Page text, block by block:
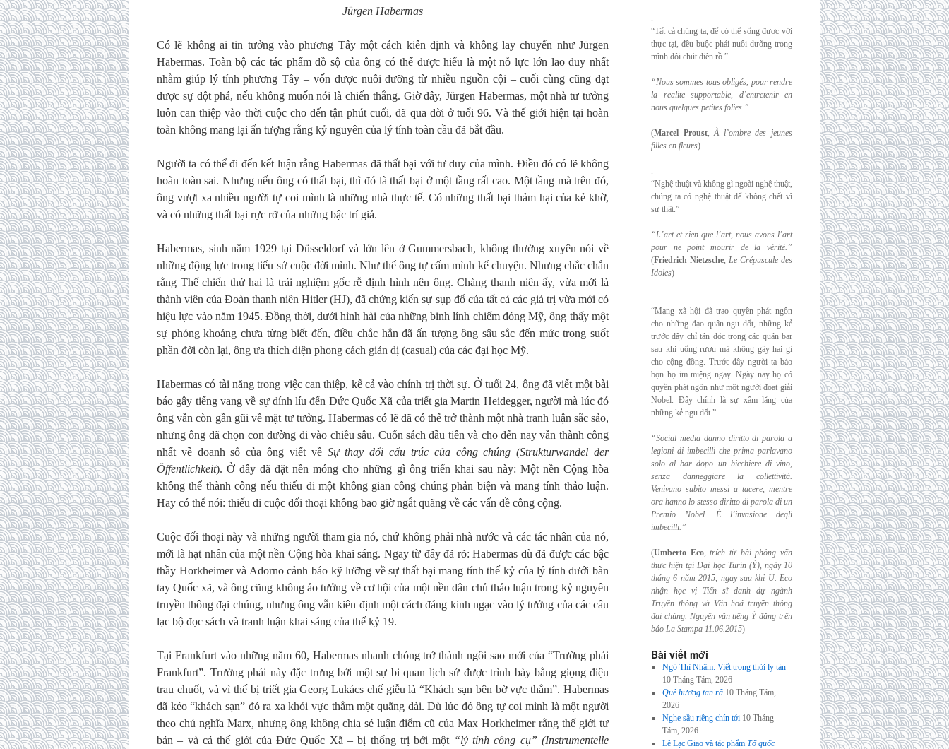
Jürgen Habermas
Có lẽ không ai tin tưởng vào phương Tây một cách kiên định và không lay chuyển như Jürgen
Habermas. Toàn bộ các tác phẩm đồ sộ của ông có thể được hiểu là một nỗ lực lớn lao duy nhất
nhằm giúp lý tính phương Tây – vốn được nuôi dưỡng từ nhiều nguồn cội – cuối cùng cũng đạt
được sự đột phá, nếu không muốn nói là chiến thắng. Giờ đây, Jürgen Habermas, một nhà tư tưởng
luôn can thiệp vào thời cuộc cho đến tận phút cuối, đã qua đời ở tuổi 96. Và thế giới hiện tại hoàn
toàn không mang lại ấn tượng rằng kỷ nguyên của lý tính toàn cầu đã bắt đầu.
Người ta có thể đi đến kết luận rằng Habermas đã thất bại với tư duy của mình. Điều đó có lẽ không
hoàn toàn sai. Nhưng nếu ông có thất bại, thì đó là thất bại ở một tầng rất cao. Một tầng mà trên đó,
ông vượt xa nhiều người tự coi mình là những nhà thực tế. Có những thất bại thảm hại của kẻ khờ,
và có những thất bại rực rỡ của những bậc trí giả.
Habermas, sinh năm 1929 tại Düsseldorf và lớn lên ở Gummersbach, không thường xuyên nói về
những động lực trong tiểu sử cuộc đời mình. Như thể ông tự cấm mình kể chuyện. Nhưng chắc chắn
rằng Thế chiến thứ hai là trải nghiệm gốc rễ định hình nên ông. Chàng thanh niên ấy, vừa mới là
thành viên của Đoàn thanh niên Hitler (HJ), đã chứng kiến sự sụp đổ của tất cả các giá trị vừa mới có
hiệu lực vào năm 1945. Đồng thời, dưới hình hài của những binh lính chiếm đóng Mỹ, ông thấy một
sự phóng khoáng chưa từng biết đến, điều chắc hẳn đã ấn tượng ông sâu sắc đến mức trong suốt
phần đời còn lại, ông ưa thích diện phong cách giản dị (casual) của các đại học Mỹ.
Habermas có tài năng trong việc can thiệp, kể cả vào chính trị thời sự. Ở tuổi 24, ông đã viết một bài
báo gây tiếng vang về sự dính líu đến Đức Quốc Xã của triết gia Martin Heidegger, người mà lúc đó
ông vẫn còn gần gũi về mặt tư tưởng. Habermas có lẽ đã có thể trở thành một nhà tranh luận sắc sảo,
nhưng ông đã chọn con đường đi vào chiều sâu. Cuốn sách đầu tiên và cho đến nay vẫn thành công
nhất về doanh số của ông viết về Sự thay đổi cấu trúc của công chúng(Strukturwandel der
Öffentlichkeit). Ở đây đã đặt nền móng cho những gì ông triển khai sau này: Một nền Cộng hòa
không thể thành công nếu thiếu đi một không gian công chúng phản biện và mang tính thảo luận.
Hay có thể nói: thiếu đi cuộc đối thoại không bao giờ ngắt quãng về các vấn đề công cộng.
Cuộc đối thoại này và những người tham gia nó, chứ không phải nhà nước và các tác nhân của nó,
mới là hạt nhân của một nền Cộng hòa khai sáng. Ngay từ đây đã rõ: Habermas dù đã được các bậc
thầy Horkheimer và Adorno cảnh báo kỹ lưỡng về sự thất bại mang tính thế kỷ của lý tính dưới bàn
tay Quốc xã, và ông cũng không ảo tưởng về cơ hội của một nền dân chủ thảo luận trong kỷ nguyên
truyền thông đại chúng, nhưng ông vẫn kiên định một cách đáng kinh ngạc vào lý tưởng của các câu
lạc bộ đọc sách và tranh luận khai sáng của thế kỷ 19.
Tại Frankfurt vào những năm 60, Habermas nhanh chóng trở thành ngôi sao mới của “Trường phái
Frankfurt”. Trường phái này đặc trưng bởi một sự bi quan lịch sử được trình bày bằng giọng điệu
trau chuốt, và vì thế bị triết gia Georg Lukács chế giễu là “Khách sạn bên bờ vực thẳm”. Habermas
đã kéo “khách sạn” đó ra xa khỏi vực thẳm một quãng dài. Dù lúc đó ông tự coi mình là một người
theo chủ nghĩa Marx, nhưng ông không chia sẻ luận điểm cũ của Max Horkheimer rằng thế giới tư
bản – và cả thế giới của Đức Quốc Xã – bị thống trị bởi một “lý tính công cụ” (Instrumentelle
.
“Tất cả chúng ta, để có thể sống được với
thực tại, đều buộc phải nuôi dưỡng trong
mình đôi chút điên rồ.”
“Nous sommes tous obligés, pour rendre
la realite supportable, d’entretenir en
nous quelques petites folies.”
(Marcel Proust,À l’ombre des jeunes
filles en fleurs)
.
“Nghệ thuật và không gì ngoài nghệ thuật,
chúng ta có nghệ thuật để không chết vì
sự thật.”
“L’art et rien que l’art, nous avons l’art
pour ne point mourir de la vérité.”
(Friedrich Nietzsche, Le Crépuscule des
Idoles)
.
“Mạng xã hội đã trao quyền phát ngôn
cho những đạo quân ngu dốt, những kẻ
trước đây chỉ tán dóc trong các quán bar
sau khi uống rượu mà không gây hại gì
cho cộng đồng. Trước đây người ta bảo
bọn họ im miệng ngay. Ngày nay họ có
quyền phát ngôn như một người đoạt giải
Nobel. Đây chính là sự xâm lăng của
những kẻ ngu dốt.”
“Social media danno diritto di parola a
legioni di imbecilli che prima parlavano
solo albar dopo un bicchiere di vino,
senza danneggiare la collettività.
Venivano subito messi a tacere, mentre
ora hanno lo stesso diritto di parola di un
Premio Nobel. È l’invasione degli
imbecilli.”
(Umberto Eco,trích từ bài phỏng vấn
thực hiện tại Đại học Turin (Ý), ngày 10
tháng 6 năm 2015, ngay sau khi U. Eco
nhận học vị Tiến sĩ danh dự ngành
Truyền thông và Văn hoá truyền thông
đại chúng. Nguyên văn tiếng Ý đăng trên
báo La Stampa 11.06.2015)
Bài viết mới
Ngô Thì Nhậm: Viết trong thời ly tán
10 Tháng Tám, 2026
Quê hương tan rã 10 Tháng Tám,
2026
Nghe sầu riêng chín tới 10 Tháng
Tám, 2026
Lê Lạc Giao và tác phẩm Tổ quốc